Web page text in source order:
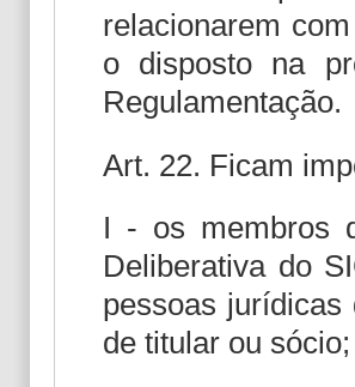
relacionarem
o disposto na
Regulamentação.
Art. 22. Ficam
I - os membros
Deliberativa do
pessoas
de titular ou sócio;